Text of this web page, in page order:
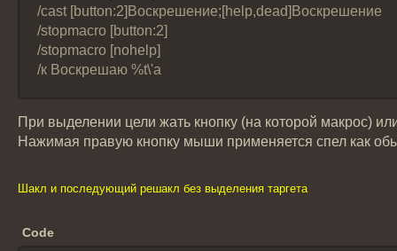
/cast [button:2]Воскрешение;[help,dead]Воскрешение
/stopmacro [button:2]
/stopmacro [nohelp]
/к Воскрешаю %t\'а
При выделении цели жать кнопку (на которой макрос)
Нажимая правую кнопку мыши применяется спел как
Шакл и последующий решакл без выделения таргета
Code